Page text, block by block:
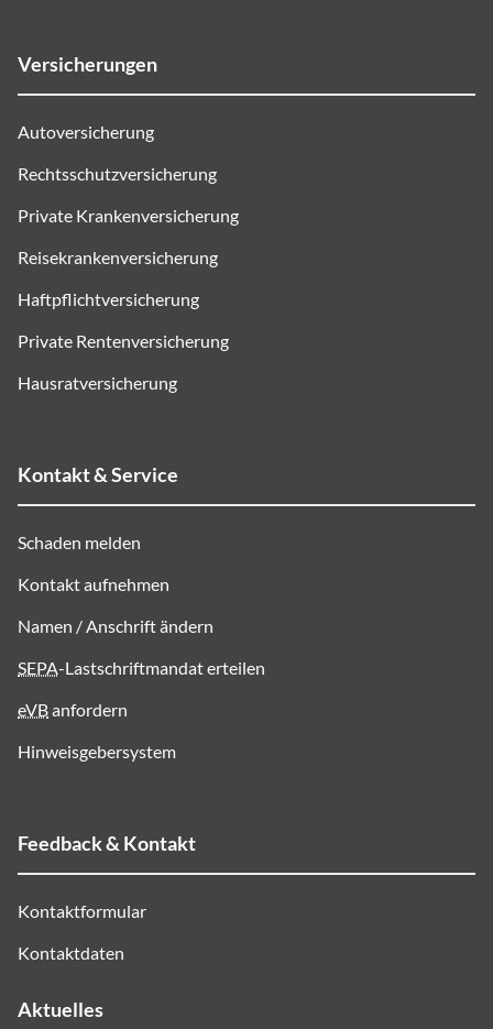
Versicherungen
Autoversicherung
Rechtsschutzversicherung
Private Krankenversicherung
Reisekrankenversicherung
Haftpflichtversicherung
Private Rentenversicherung
Hausratversicherung
Kontakt & Service
Schaden melden
Kontakt aufnehmen
Namen / Anschrift ändern
SEPA-Lastschriftmandat erteilen
eVBanfordern
Hinweisgebersystem
Feedback & Kontakt
Kontaktformular
Kontaktdaten
Aktuelles